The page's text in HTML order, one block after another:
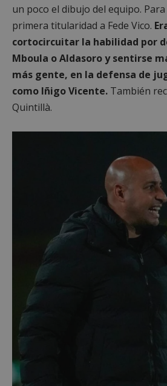
un poco el dibujo del equipo.
primera titularidad a Fede Vico.
cortocircuitar la habilidad por
Mboula o Aldasoro y sentirse
más gente, en la defensa de
como Iñigo Vicente. También
Quintillà.